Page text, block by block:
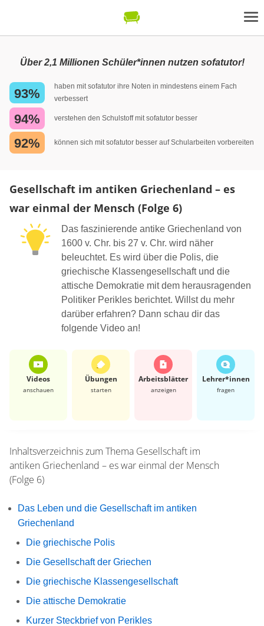
Über 2,1 Millionen Schüler*innen nutzen sofatutor!
93%
haben mit sofatutor ihre Noten in mindestens einem Fach
verbessert
94% verstehen den Schulstoff mit sofatutor besser
92% können sich mit sofatutor besser auf Schularbeiten vorbereiten
Gesellschaft im antiken Griechenland – es
war einmal der Mensch (Folge 6)
Das faszinierende antike Griechenland von
1600 v. Chr. bis 27 v. Chr. wird näher
beleuchtet. Es wird über die Polis, die
griechische Klassengesellschaft und die
attische Demokratie mit dem herausragenden
Politiker Perikles berichtet. Willst du mehr
darüber erfahren? Dann schau dir das
folgende Video an!
Videos
anschauen
Übungen
starten
Arbeits­blätter
anzeigen
Lehrer*​innen
fragen
Inhaltsverzeichnis zum Thema Gesellschaft im
antiken Griechenland – es war einmal der Mensch
(Folge 6)
Das Leben und die Gesellschaft im antiken
Griechenland
Die griechische Polis
Die Gesellschaft der Griechen
Die griechische Klassengesellschaft
Die attische Demokratie
Kurzer Steckbrief von Perikles